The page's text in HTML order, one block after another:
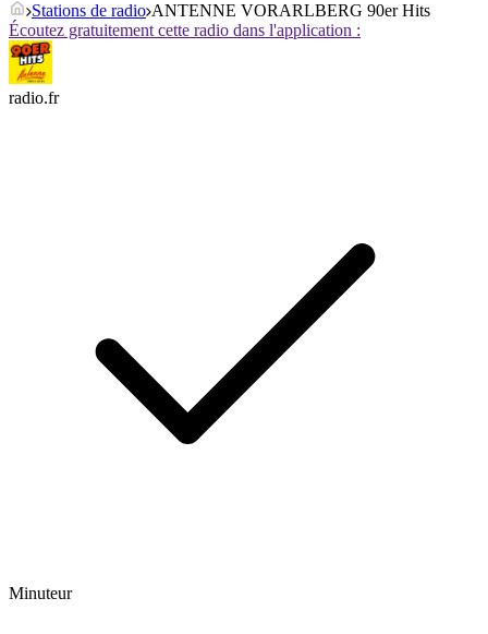
Stations de radio ANTENNE VORARLBERG 90er Hits
Écoutez gratuitement cette radio dans l'application :
radio.fr
Minuteur